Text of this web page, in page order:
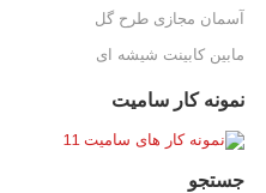
آسمان مجازی طرح گل
مابین کابینت شیشه ای
نمونه کار سامیت
جستجو